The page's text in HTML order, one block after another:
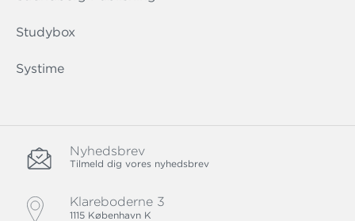
Studybox
Systime
Nyhedsbrev
Tilmeld dig vores nyhedsbrev
Klareboderne 3
1115 København K